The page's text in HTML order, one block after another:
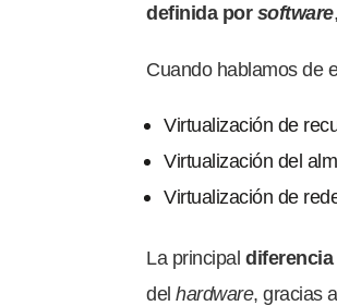
definida porsoftware
Cuando hablamos de
Virtualización de
Virtualización del
Virtualización de
La principal
delhardware, gracias